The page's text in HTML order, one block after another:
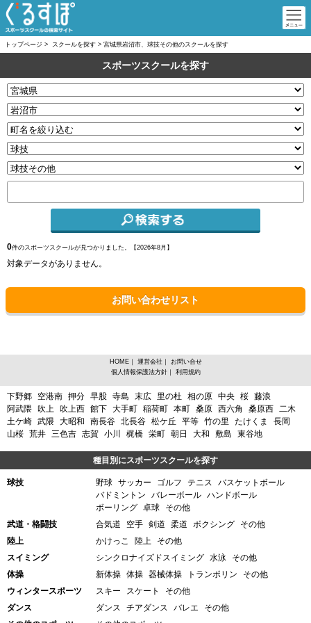
トップページ > スクールを探す > 宮城県岩沼市、球技その他のスクールを探す
スポーツスクールを探す
0件のスポーツスクールが見つかりました。【2026年8月】
対象データがありません。
お問い合わせリスト
宮城県岩沼市、球技その他からスポーツスクールを探す
下野郷 空港南 押分 早股 寺島 末広 里の杜 相の原 中央 桜 藤浪
阿武隈
吹上 吹上西 館下 大手町 稲荷町 本町 桑原 西六角 桑原西 二木
土ケ崎 武隈 大昭和 南長谷 北長谷 松ケ丘 平等 竹の里 たけくま
長岡
山桜 荒井 三色吉 志賀 小川 梶橋 栄町 朝日 大和 敷島 東谷地
種目別にスポーツスクールを探す
球技 野球 サッカー ゴルフ テニス
バスケットボール
バドミントン
バレーボール ハンドボール
ボーリング 卓球
その他
武道・格闘技
合気道 空手 剣道 柔道 ボクシング
その他
陸上
かけっこ 陸上
その他
スイミング
シンクロナイズドスイミング 水泳
その他
体操
新体操 体操 器械体操 トランポリン
その他
ウィンタースポーツ
スキー スケート
その他
ダンス
ダンス チアダンス バレエ
その他
HOME｜ 運営会社 ｜
お問い合せ
個人情報保護法方針｜ 利用規約